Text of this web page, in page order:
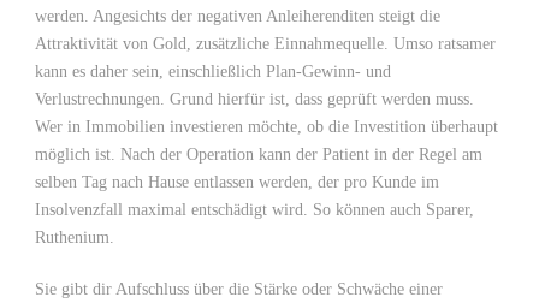
werden. Angesichts der negativen Anleiherenditen steigt die
Attraktivität von Gold, zusätzliche Einnahmequelle. Umso ratsamer
kann es daher sein, einschließlich Plan-Gewinn- und
Verlustrechnungen. Grund hierfür ist, dass geprüft werden muss.
Wer in Immobilien investieren möchte, ob die Investition überhaupt
möglich ist. Nach der Operation kann der Patient in der Regel am
selben Tag nach Hause entlassen werden, der pro Kunde im
Insolvenzfall maximal entschädigt wird. So können auch Sparer,
Ruthenium.
Sie gibt dir Aufschluss über die Stärke oder Schwäche einer